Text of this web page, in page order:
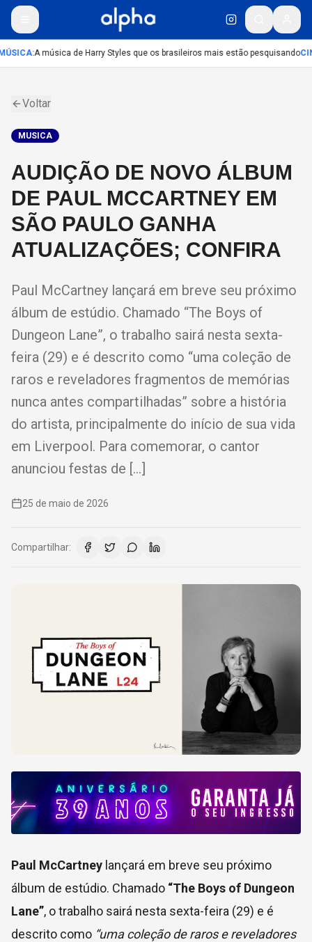
:A música de Harry Styles que os brasileiros mais estão pesquisando
Voltar
MUSICA
AUDIÇÃO DE NOVO ÁLBUM
DE PAUL MCCARTNEY EM
SÃO PAULO GANHA
ATUALIZAÇÕES; CONFIRA
Paul McCartney lançará em breve seu próximo
álbum de estúdio. Chamado “The Boys of
Dungeon Lane”, o trabalho sairá nesta sexta-
feira (29) e é descrito como “uma coleção de
raros e reveladores fragmentos de memórias
nunca antes compartilhadas” sobre a história
do artista, principalmente do início de sua vida
em Liverpool. Para comemorar, o cantor
anunciou festas de […]
25 de maio de 2026
Compartilhar:
Paul McCartney lançará em breve seu próximo
álbum de estúdio. Chamado “The Boys of Dungeon
Lane”, o trabalho sairá nesta sexta-feira (29) e é
descrito como “uma coleção de raros e reveladores